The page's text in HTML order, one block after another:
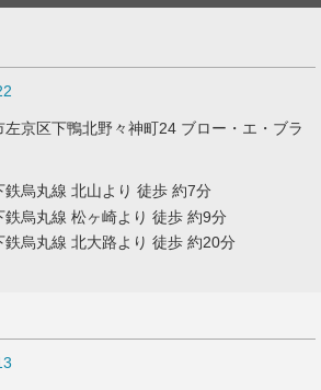
左京区下鴨北野々神町24 ブロー・エ・ブラ
鉄烏丸線 北山より 徒歩 約7分
鉄烏丸線 松ヶ崎より 徒歩 約9分
鉄烏丸線 北大路より 徒歩 約20分